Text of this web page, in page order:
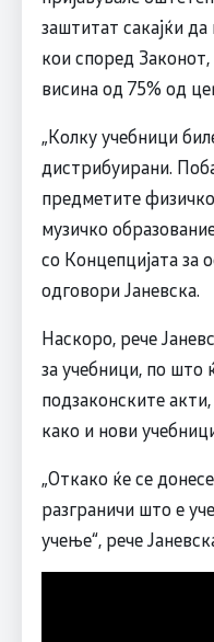
заштитат сакајќи
кои според
висина од 75% од
„Колку учебници
дистрибуирани.
предметите
музичко
со Концепцијата за
одговори Јаневска.
Наскоро, рече
за учебници, по што
подзаконските
како и нови
„Откако ќе се
разграничи што е
учење“, рече